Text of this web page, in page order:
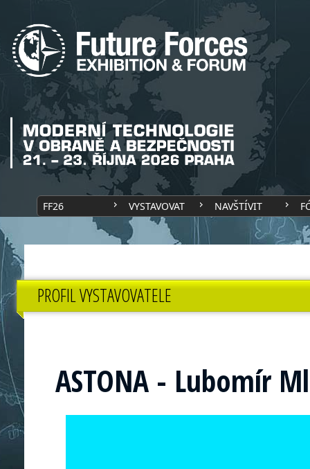
FF26 VYSTAVOVAT NAVŠTÍVIT
PROFIL VYSTAVOVATELE
ASTONA - Lubomír